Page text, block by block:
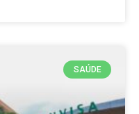
SAÚDE